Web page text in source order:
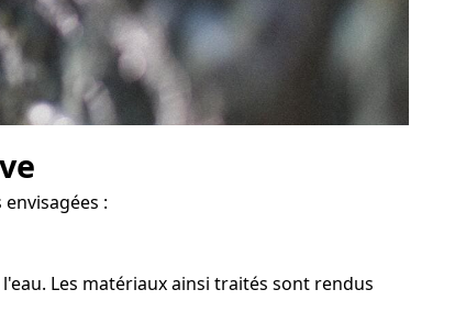
:
Les matériaux ainsi traités sont rendus